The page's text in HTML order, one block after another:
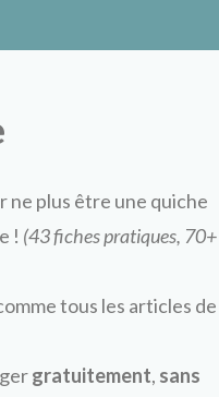
ne plus être une quiche
! (43 fiches pratiques, 70+
tous les articles de
gratuitement, sans